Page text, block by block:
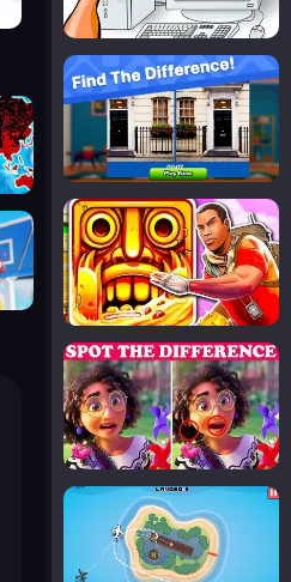
notice the difference
temple run 2
spot the differences
silly sky